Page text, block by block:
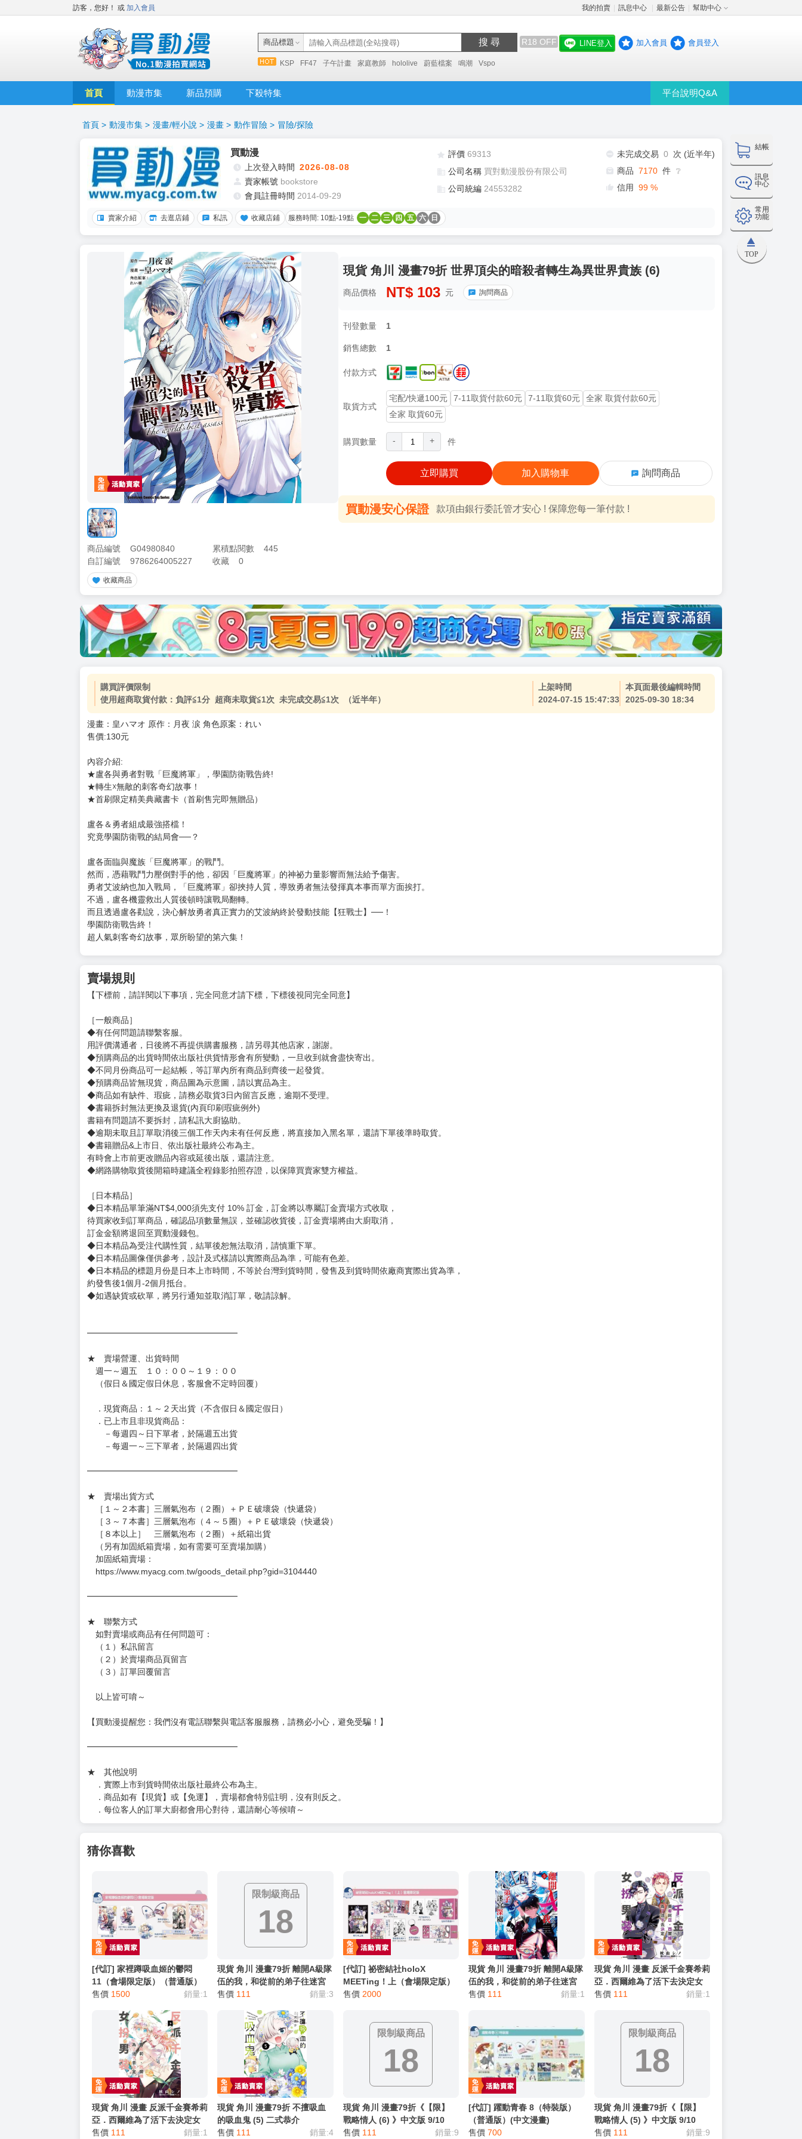
訪客，您好！ 或 加入會員 我的拍賣 訊息中心 最新公告 幫助中心
商品標題 搜 尋 R18 OFF
KSP FF47 子午計畫 家庭教師 hololive 蔚藍檔案 鳴潮 Vspo
LINE登入 加入會員 會員登入
首頁 動漫市集 新品預購 下殺特集 平台說明Q&A
結帳
訊息
中心
常用
功能
TOP
首頁 > 動漫市集 > 漫畫/輕小說 > 漫畫 > 動作冒險 > 冒險/探險
買動漫
上次登入時間 2026-08-08
賣家帳號 bookstore
會員註冊時間 2014-09-29
評價 69313
公司名稱 買對動漫股份有限公司
公司統編 24553282
未完成交易 0
次 (近半年)
商品 7170 件 ❔
信用 99 %
賣家介紹 去逛店鋪 私訊 收藏店鋪 服務時間: 10點-19點 一 二 三 四 五 六 日
商品編號 G04980840 累積點閱數
445
自訂編號
9786264005227 收藏 0
收藏商品
現貨 角川 漫畫79折 世界頂尖的暗殺者轉生為異世界貴族 (6)
商品價格 NT$ 103 元 詢問商品
刊登數量 1
銷售總數 1
付款方式
取貨方式
宅配/快遞100元 7-11取貨付款60元 7-11取貨60元
全家 取貨付款60元
全家 取貨60元
購買數量 - + 件
立即購買 加入購物車 詢問商品
買動漫安心保證 款項由銀行委託管才安心 ! 保障您每一筆付款 !
購買評價限制
使用超商取貨付款：負評≦1分 超商未取貨≦1次 未完成交易≦1次 （近半年）
上架時間
2024-07-15 15:47:33
本頁面最後編輯時間
2025-09-30 18:34
漫畫：皇ハマオ 原作：月夜 涙 角色原案：れい
售價:130元
內容介紹:
★盧各與勇者對戰「巨魔將軍」，學園防衛戰告終!
★轉生☓無敵的刺客奇幻故事！
★首刷限定精美典藏書卡（首刷售完即無贈品）
盧各＆勇者組成最強搭檔！
究竟學園防衛戰的結局會──？
盧各面臨與魔族「巨魔將軍」的戰鬥。
然而，憑藉戰鬥力壓倒對手的他，卻因「巨魔將軍」的神祕力量影響而無法給予傷害。
勇者艾波納也加入戰局，「巨魔將軍」卻挾持人質，導致勇者無法發揮真本事而單方面挨打。
不過，盧各機靈救出人質後頓時讓戰局翻轉。
而且透過盧各勸說，決心解放勇者真正實力的艾波納終於發動技能【狂戰士】──！
學園防衛戰告終！
超人氣刺客奇幻故事，眾所盼望的第六集！
賣場規則
【下標前，請詳閱以下事項，完全同意才請下標，下標後視同完全同意】
［一般商品］
◆有任何問題請聯繫客服。
用評價溝通者，日後將不再提供購書服務，請另尋其他店家，謝謝。
◆預購商品的出貨時間依出版社供貨情形會有所變動，一旦收到就會盡快寄出。
◆不同月份商品可一起結帳，等訂單內所有商品到齊後一起發貨。
◆預購商品皆無現貨，商品圖為示意圖，請以實品為主。
◆商品如有缺件、瑕疵，請務必取貨3日內留言反應，逾期不受理。
◆書籍拆封無法更換及退貨(內頁印刷瑕疵例外)
書籍有問題請不要拆封，請私訊大廚協助。
◆逾期未取且訂單取消後三個工作天內未有任何反應，將直接加入黑名單，還請下單後準時取貨。
◆書籍贈品&上市日、依出版社最終公布為主。
有時會上市前更改贈品內容或延後出版，還請注意。
◆網路購物取貨後開箱時建議全程錄影拍照存證，以保障買賣家雙方權益。
［日本精品］
◆日本精品單筆滿NT$4,000須先支付 10% 訂金，訂金將以專屬訂金賣場方式收取，
待買家收到訂單商品，確認品項數量無誤，並確認收貨後，訂金賣場將由大廚取消，
訂金金額將退回至買動漫錢包。
◆日本精品為受注代購性質，結單後恕無法取消，請慎重下單。
◆日本精品圖像僅供參考，設計及式樣請以實際商品為準，可能有色差。
◆日本精品的標題月份是日本上市時間，不等於台灣到貨時間，發售及到貨時間依廠商實際出貨為準，
約發售後1個月-2個月抵台。
◆如遇缺貨或砍單，將另行通知並取消訂單，敬請諒解。
━━━━━━━━━━━━━━━━━━
★ 賣場營運、出貨時間
週一～週五 １０：００～１９：００
（假日＆國定假日休息，客服會不定時回覆）
．現貨商品：１～２天出貨（不含假日＆國定假日）
．已上市且非現貨商品：
－每週四～日下單者，於隔週五出貨
－每週一～三下單者，於隔週四出貨
━━━━━━━━━━━━━━━━━━
★ 賣場出貨方式
［１～２本書］三層氣泡布（２圈）＋ＰＥ破壞袋（快遞袋）
［３～７本書］三層氣泡布（４～５圈）＋ＰＥ破壞袋（快遞袋）
［８本以上］ 三層氣泡布（２圈）＋紙箱出貨
（另有加固紙箱賣場，如有需要可至賣場加購）
加固紙箱賣場：
https://www.myacg.com.tw/goods_detail.php?gid=3104440
━━━━━━━━━━━━━━━━━━
★ 聯繫方式
如對賣場或商品有任何問題可：
（１）私訊留言
（２）於賣場商品頁留言
（３）訂單回覆留言
以上皆可唷～
【買動漫提醒您：我們沒有電話聯繫與電話客服服務，請務必小心，避免受騙！】
━━━━━━━━━━━━━━━━━━
★ 其他說明
．實際上市到貨時間依出版社最終公布為主。
．商品如有【現貨】或【免運】，賣場都會特別註明，沒有則反之。
．每位客人的訂單大廚都會用心對待，還請耐心等候唷～
猜你喜歡
[代訂] 家裡蹲吸血姬的鬱悶
11（會場限定版）（普通版）
(中文小說) 9786264030298
售價 1500 銷量:1
限制級商品
18
現貨 角川 漫畫79折 離開A級隊
伍的我，和從前的弟子往迷宮
深處邁進 (6)
售價 111 銷量:3
[代訂] 祕密結社holoX
MEETing！上（會場限定版）
（通路特裝版）（普通版）(中
售價 2000
現貨 角川 漫畫79折 離開A級隊
伍的我，和從前的弟子往迷宮
深處邁進 (5)
售價 111 銷量:1
現貨 角川 漫畫 反派千金賽希莉
亞．西爾維為了活下去決定女
扮男裝(6)
售價 111 銷量:1
現貨 角川 漫畫 反派千金賽希莉
亞．西爾維為了活下去決定女
扮男裝(5)
售價 111 銷量:1
現貨 角川 漫畫79折 不擅吸血
的吸血鬼 (5) 二式恭介
售價 111 銷量:4
限制級商品
18
現貨 角川 漫畫79折《【限】
戰略情人 (6) 》中文版 9/10
售價 111 銷量:9
[代訂] 躍動青春 8（特裝版）
（普通版）(中文漫畫)
9786263779549
售價 700
限制級商品
18
現貨 角川 漫畫79折《【限】
戰略情人 (5) 》中文版 9/10
售價 111 銷量:9